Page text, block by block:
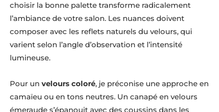
choisir la bonne palette transforme radicalement
l’ambiance de votre salon. Les nuances doivent
composer avec les reflets naturels du velours, qui
varient selon l’angle d’observation et l’intensité
lumineuse.
Pour un velours coloré, je préconise une approche en
camaïeu ou en tons neutres. Un canapé en velours
émeraude s’épanouit avec des coussins dans les